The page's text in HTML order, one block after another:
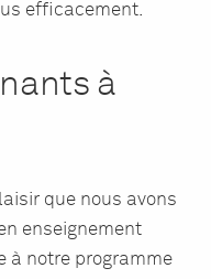
efficacement.
à
que nous avons
enseignement
à notre programme